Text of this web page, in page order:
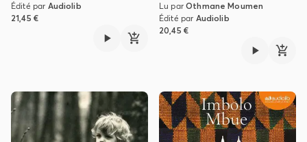
Édité par Audiolib
21,45 €
Lu parOthmane Moumen
Édité par Audiolib
20,45 €